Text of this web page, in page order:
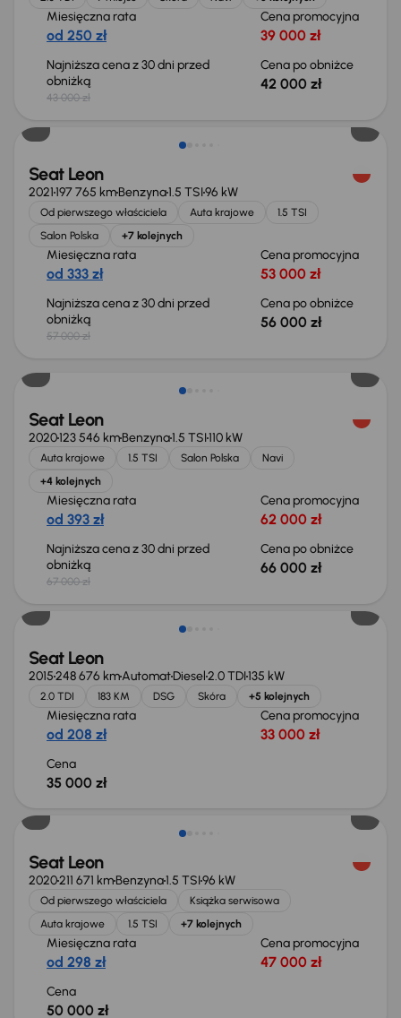
Miesięczna rata
od 250 zł
Cena promocyjna
39 000 zł
Najniższa cena z 30 dni przed
obniżką
43 000 zł
Cena po obniżce
42 000 zł
Taniej o 1 000 zł
Seat Leon
2021197 765 kmBenzyna1.5 TSI96 kW
Od pierwszego właściciela Auta krajowe
1.5 TSI
Salon Polska
+7 kolejnych
Miesięczna rata
od 333 zł
Cena promocyjna
53 000 zł
Najniższa cena z 30 dni przed
obniżką
57 000 zł
Cena po obniżce
56 000 zł
Seat Leon
2020123 546 kmBenzyna1.5 TSI110 kW
Auta krajowe 1.5 TSI Salon Polska
Navi
+4 kolejnych
Miesięczna rata
od 393 zł
Cena promocyjna
62 000 zł
Najniższa cena z 30 dni przed
obniżką
67 000 zł
Cena po obniżce
66 000 zł
Seat Leon
2015248 676 kmAutomatDiesel2.0 TDI135 kW
2.0 TDI 183 KM DSG Skóra +5 kolejnych
Miesięczna rata
od 208 zł
Cena promocyjna
33 000 zł
Cena
35 000 zł
Możliwość odliczenia VAT
Seat Leon
2020211 671 kmBenzyna1.5 TSI96 kW
Od pierwszego właściciela
Książka serwisowa
Auta krajowe
1.5 TSI +7 kolejnych
Miesięczna rata
od 298 zł
Cena promocyjna
47 000 zł
Cena
50 000 zł